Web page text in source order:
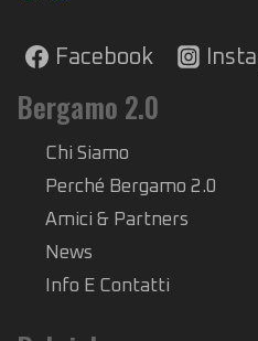
Facebook
Bergamo 2.0
Chi Siamo
Perché Bergamo 2.0
Amici & Partners
News
Info E Contatti